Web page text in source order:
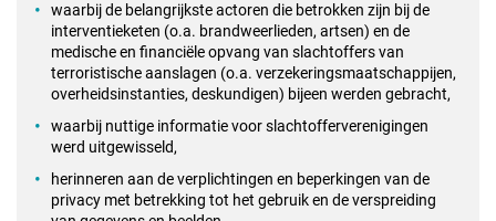
waarbij de belangrijkste actoren die betrokken zijn bij de
interventieketen (o.a. brandweerlieden, artsen) en de
medische en financiële opvang van slachtoffers van
terroristische aanslagen (o.a. verzekeringsmaatschappijen,
overheidsinstanties, deskundigen) bijeen werden gebracht,
waarbij nuttige informatie voor slachtofferverenigingen
werd uitgewisseld,
herinneren aan de verplichtingen en beperkingen van de
privacy met betrekking tot het gebruik en de verspreiding